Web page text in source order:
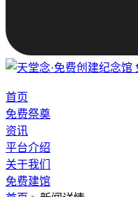
首页
免费祭奠
资讯
平台介绍
关于我们
免费建馆